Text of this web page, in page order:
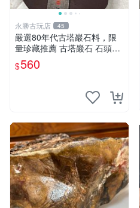
永勝古玩店 45
嚴選80年代古塔巖石料，限
量珍藏推薦 古塔巖石 石頭收
藏 塔材鑽刻
$560